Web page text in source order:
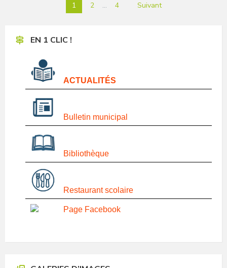
1 2 … 4 Suivant
EN 1 CLIC !
ACTUALITÉS
Bulletin municipal
Bibliothèque
Restaurant scolaire
Page Facebook